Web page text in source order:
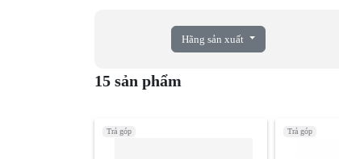
Hãng sản xuất
15 sản phẩm
Trả góp Trả góp